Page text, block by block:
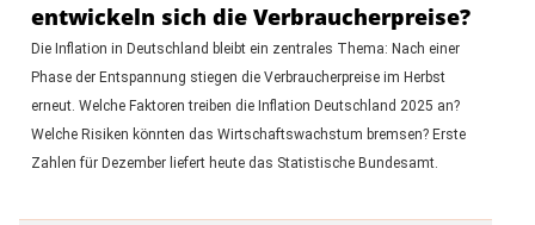
entwickeln sich die Verbraucherpreise?
Die Inflation in Deutschland bleibt ein zentrales Thema: Nach einer
Phase der Entspannung stiegen die Verbraucherpreise im Herbst
erneut. Welche Faktoren treiben die Inflation Deutschland 2025 an?
Welche Risiken könnten das Wirtschaftswachstum bremsen? Erste
Zahlen für Dezember liefert heute das Statistische Bundesamt.